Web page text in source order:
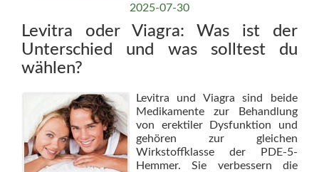
2025-07-30
Levitra oder Viagra: Was ist der
Unterschied und was solltest du
wählen?
Levitra und Viagra sind beide
Medikamente zur Behandlung
von erektiler Dysfunktion und
gehören zur gleichen
Wirkstoffklasse der PDE-5-
Hemmer. Sie verbessern die